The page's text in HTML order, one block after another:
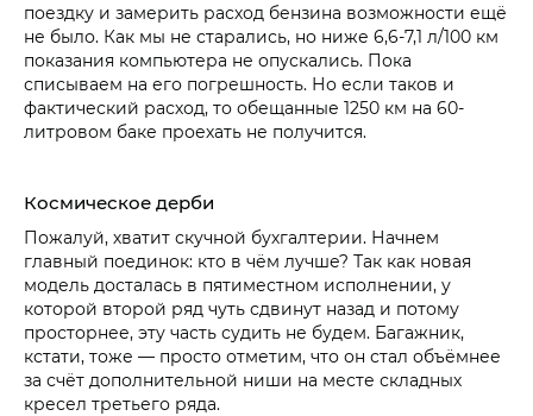
поездку и замерить расход бензина возможности ещё
не было. Как мы не старались, но ниже 6,6-7,1 л/100 км
показания компьютера не опускались. Пока
списываем на его погрешность. Но если таков и
фактический расход, то обещанные 1250 км на 60-
литровом баке проехать не получится.
Космическое дерби
Пожалуй, хватит скучной бухгалтерии. Начнем
главный поединок: кто в чём лучше? Так как новая
модель досталась в пятиместном исполнении, у
которой второй ряд чуть сдвинут назад и потому
просторнее, эту часть судить не будем. Багажник,
кстати, тоже — просто отметим, что он стал объёмнее
за счёт дополнительной ниши на месте складных
кресел третьего ряда.